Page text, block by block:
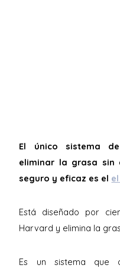
El único sistema
eliminar la grasa sin
seguro y eficaz es el
Está diseñado por
Harvard y elimina la
Es un sistema que